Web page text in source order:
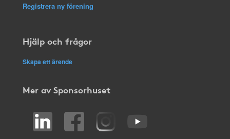
Registrera ny förening
Hjälp och frågor
Skapa ett ärende
Mer av Sponsorhuset